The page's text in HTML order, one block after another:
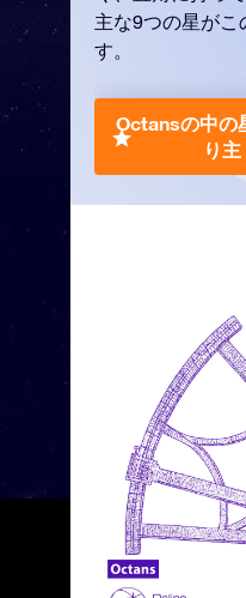
主な9つの星がこ
す。
Octansの中の
り